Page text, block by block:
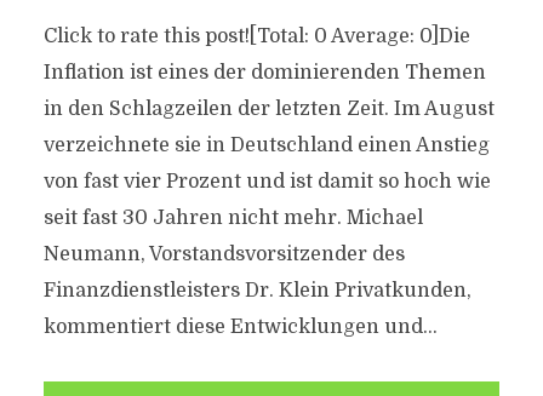
Click to rate this post![Total: 0 Average: 0]Die
Inflation ist eines der dominierenden Themen
in den Schlagzeilen der letzten Zeit. Im August
verzeichnete sie in Deutschland einen Anstieg
von fast vier Prozent und ist damit so hoch wie
seit fast 30 Jahren nicht mehr. Michael
Neumann, Vorstandsvorsitzender des
Finanzdienstleisters Dr. Klein Privatkunden,
kommentiert diese Entwicklungen und...